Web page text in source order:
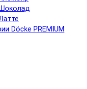
Döcke PREMIUM